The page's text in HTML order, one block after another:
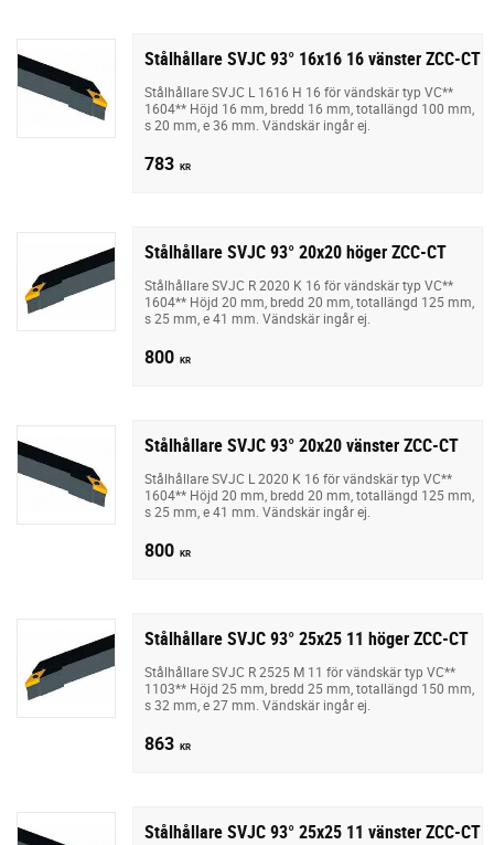
Stålhållare SVJC 93° 16x16 16 vänster ZCC-CT
Stålhållare SVJC L 1616 H 16 för vändskär typ VC**
1604** Höjd 16 mm, bredd 16 mm, totallängd 100 mm,
s 20 mm, e 36 mm. Vändskär ingår ej.
783 KR
Stålhållare SVJC 93° 20x20 höger ZCC-CT
Stålhållare SVJC R 2020 K 16 för vändskär typ VC**
1604** Höjd 20 mm, bredd 20 mm, totallängd 125 mm,
s 25 mm, e 41 mm. Vändskär ingår ej.
800 KR
Stålhållare SVJC 93° 20x20 vänster ZCC-CT
Stålhållare SVJC L 2020 K 16 för vändskär typ VC**
1604** Höjd 20 mm, bredd 20 mm, totallängd 125 mm,
s 25 mm, e 41 mm. Vändskär ingår ej.
800 KR
Stålhållare SVJC 93° 25x25 11 höger ZCC-CT
Stålhållare SVJC R 2525 M 11 för vändskär typ VC**
1103** Höjd 25 mm, bredd 25 mm, totallängd 150 mm,
s 32 mm, e 27 mm. Vändskär ingår ej.
863 KR
Stålhållare SVJC 93° 25x25 11 vänster ZCC-CT